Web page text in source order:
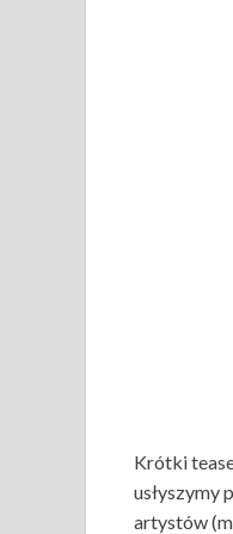
Krótki
usłyszymy
artystów